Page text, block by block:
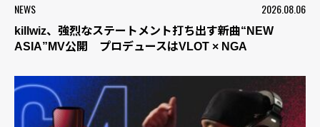
NEWS 2026.08.06
killwiz、強烈なステートメント打ち出す新曲“NEW
ASIA”MV公開 プロデュースはVLOT × NGA